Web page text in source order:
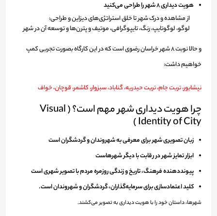
هویت دیداری ۸ شهر را طراحی می‌کنید
از مشاهده و درک شهر تا خلق استراتژی‌های دیزاین و طراحی:
لوگو، لوگوتایپ، رنگ، تایپوگرافی، موتیفو پترن‌ها و توسعه آن در شهر
و حالا نوبت۸شهر خراسان رضوی است که در این کارگاه بصورت تجربی کمپ
خواهیم داشت:
نیشابور، تربت جام، تربت حیدریه، گناباد، سبزوار، کاشمر، قوچان، خواف
چرا هویت دیداری شهر مهم است؟ ( Visual
Identity of City )
زبان تصویری شهر برای معرفی به شهروندان و گردشگران است
ابزار تمایز شهر در رقابت با دیگر شهرهاست
پیونددهنده فرهنگ، تاریخ و زندگی روزمره مردم با تصویر شهری است
کلید اعتمادسازی برای سرمایه‌گذاران، گردشگران و شهروندان است.
شهرها، داستان خود را با هویت دیداری به تصویر می‌کشند.